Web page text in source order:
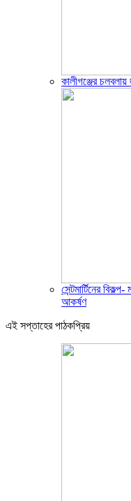
কালীগঞ্জের
সেন্টমার্টিনের
আকর্ষণ
এই সপ্তাহের পাঠকপ্রিয়